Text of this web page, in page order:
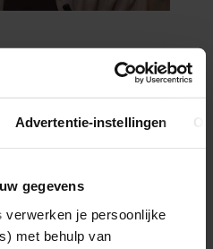
Advertentie-instellingen
gegevens
verwerken je persoonlijke
met behulp van
TIM
GRENS
‘EEN BEETJE